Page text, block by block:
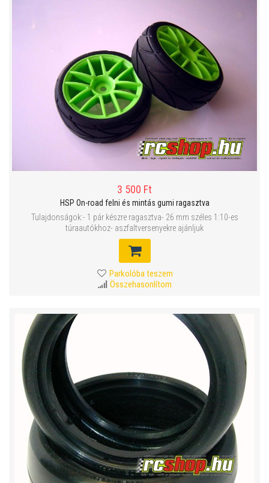
3 500 Ft
HSP On-road felni és mintás gumi ragasztva
Tulajdonságok:- 1 pár készre ragasztva- 26 mm széles 1:10-es
túraautókhoz- aszfaltversenyekre ajánljuk
Parkolóba teszem
Összehasonlítom